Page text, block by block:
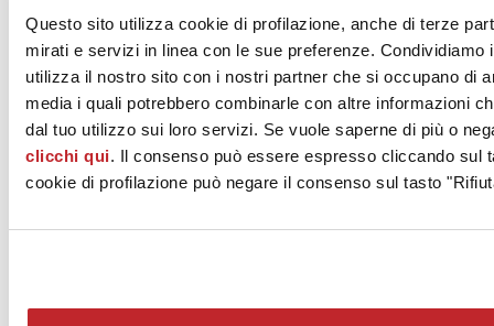
Questo sito utilizza cookie di profilazione, anche di terze
mirati e servizi in linea con le sue preferenze.
utilizza il nostro sito con i nostri partner che si occupano di
media i quali potrebbero combinarle con altre informazioni
dal tuo utilizzo sui loro servizi. Se vuole saperne di più o
clicchi qui. Il consenso può essere espresso cliccando sul
cookie di profilazione può negare il consenso sul tasto